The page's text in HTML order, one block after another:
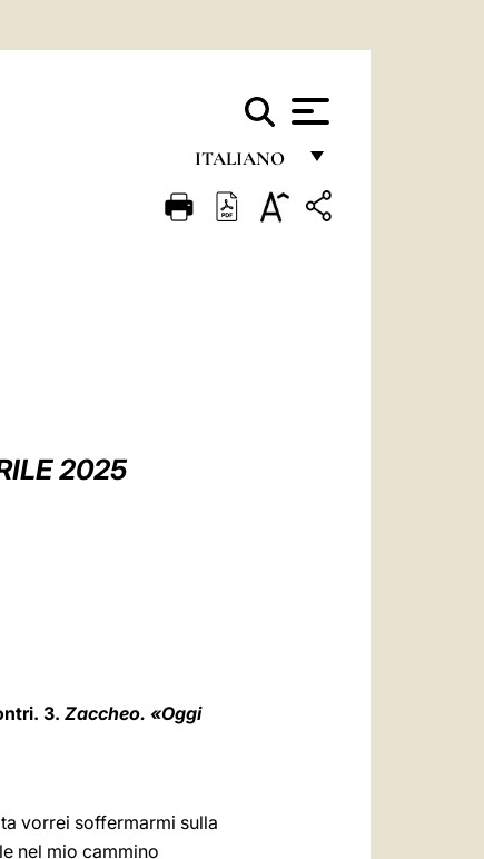
ITALIANO
FRANÇAIS
2025
3. Zaccheo. «Oggi
vorrei soffermarmi sulla
nel mio cammino